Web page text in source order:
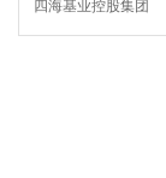
四海基业控股集团